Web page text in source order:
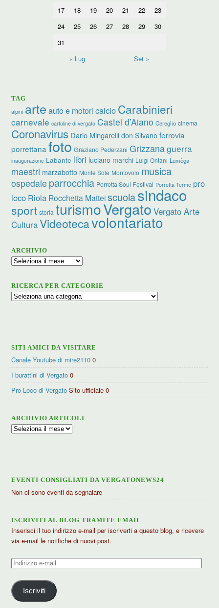
17
18 19 20 21 22
23
24
25 26 27 28 29
30
31
« Lug
Set »
TAG
alpini arte auto e motori calcio Carabinieri
carnevale cartoline di vergato Castel d’Aiano Cereglio cinema
Coronavirus Dario Mingarelli don Silvano ferrovia
porrettanafoto Graziano Pederzani Grizzanaguerra
inaugurazione Labante libri luciano marchi Luigi Ontani Lumèga
maestri marzabotto Monte Sole Montovolo musica
ospedale parrocchia Porretta Soul Festival Porretta Terme pro
loco Riola Rocchetta Matteiscuolasindaco
sport storia turismoVergato Vergato Arte
CulturaVideotecavolontariato
ARCHIVIO
Archivio
RICERCA PER CATEGORIE
Ricerca
SITI AMICI DA VISITARE
Canale Youtube di mire2110 0
I burattini di Vergato 0
Pro Loco di Vergato Sito ufficiale 0
ARCHIVIO ARTICOLI
Archivio
EVENTI CONSIGLIATI DA VERGATONEWS24
Non ci sono eventi da segnalare
ISCRIVITI AL BLOG TRAMITE EMAIL
Inserisci il tuo indirizzo e-mail per iscriverti a questo blog, e ricevere
via e-mail le notifiche di nuovi post.
Indirizzo
mail
Iscriviti